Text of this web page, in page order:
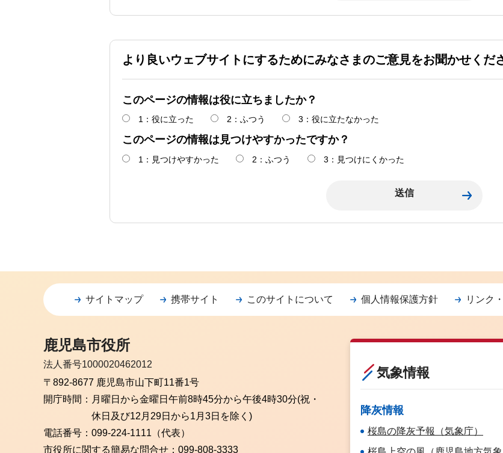
より良いウェブサイトにするためにみなさまのご意見をお聞かせくだ
このページの情報は役に立ちましたか？
1：役に立った 2：ふつう 3：役に立たなかった
このページの情報は見つけやすかったですか？
1：見つけやすかった 2：ふつう 3：見つけにくかった
サイトマップ 携帯サイト このサイトについて 個人情報保護方針 リンク
鹿児島市役所
法人番号1000020462012
〒892-8677 鹿児島市山下町11番1号
開庁時間： 月曜日から金曜日 午前8時45分から午後4時30分(祝・
休日及び12月29日から1月3日を除く)
電話番号： 099-224-1111（代表）
市役所に関する簡易な問合せ： 099-808-3333
気象情報
降灰情報
桜島の降灰予報（気象庁）